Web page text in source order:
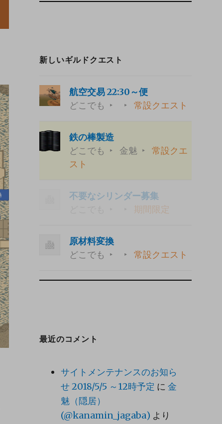
新しいギルドクエスト
航空交易 22:30～便
どこでも
常設クエスト
鉄の棒製造
どこでも
金魅
常設クエ
スト
不要なシリンダー募集
期間限定
原材料変換
どこでも
常設クエスト
最近のコメント
サイトメンテナンスのお知ら
せ 2018/5/5 ～12時予定 に 金
魅（隠居）
(@kanamin_jagaba) より